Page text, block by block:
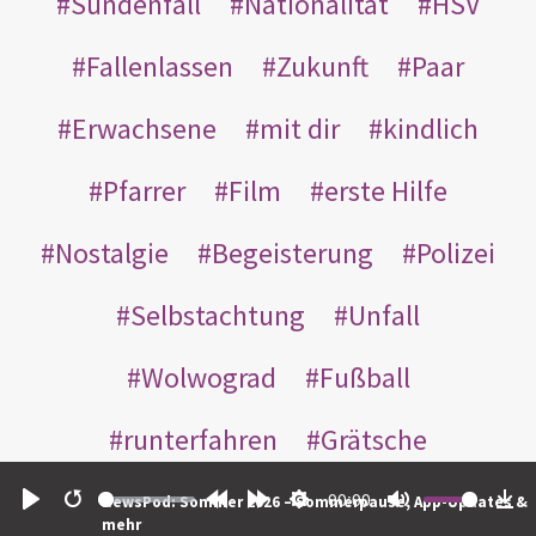
Restart
00:00
NewsPod: Sommer 2026 – Sommerpause, App-Updates &
mehr
Fallenlassen
Zukunft
Paar
Erwachsene
mit dir
kindlich
Pfarrer
Film
erste Hilfe
Nostalgie
Begeisterung
Polizei
Selbstachtung
Unfall
Wolwograd
Fußball
runterfahren
Grätsche
Gartenzaun
Straßenbahn